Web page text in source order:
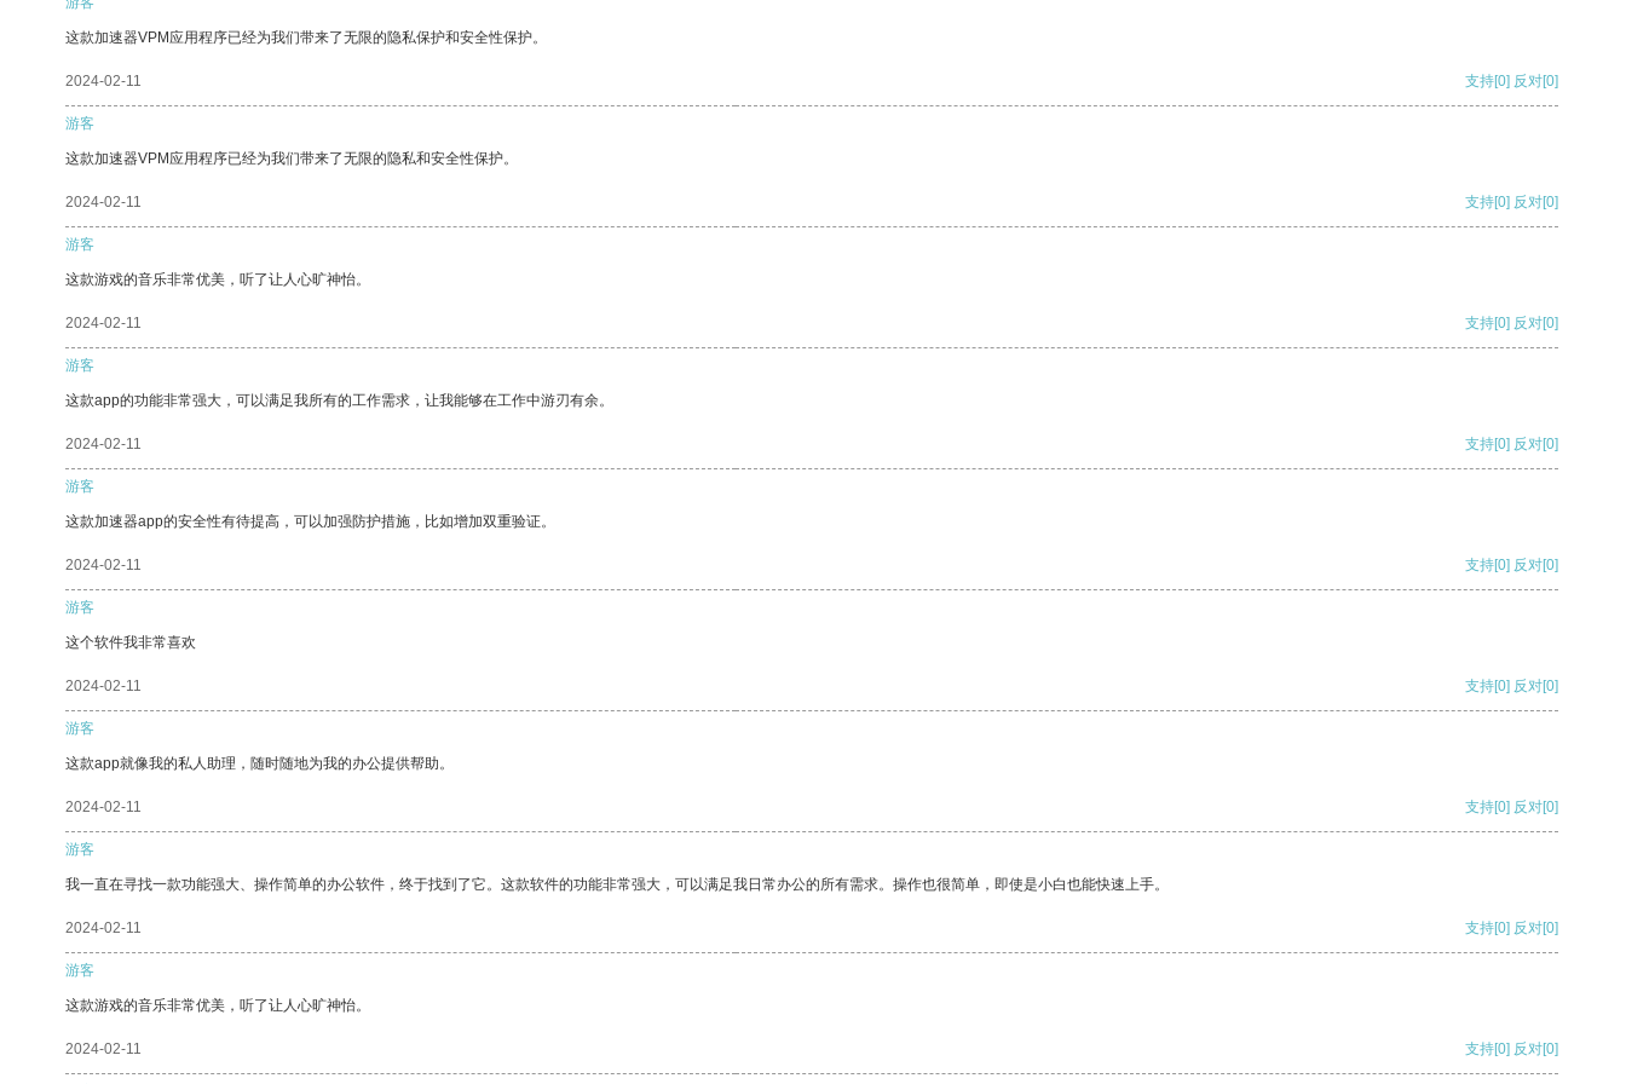
这款加速器VPM应用程序已经为我们带来了无限的隐私保护和安全性保护。
2024-02-11 支持[0] 反对[0]
游客
这款加速器VPM应用程序已经为我们带来了无限的隐私和安全性保护。
2024-02-11 支持[0] 反对[0]
游客
这款游戏的音乐非常优美，听了让人心旷神怡。
2024-02-11 支持[0] 反对[0]
游客
这款app的功能非常强大，可以满足我所有的工作需求，让我能够在工作中游刃有余。
2024-02-11 支持[0] 反对[0]
游客
这款加速器app的安全性有待提高，可以加强防护措施，比如增加双重验证。
2024-02-11 支持[0] 反对[0]
游客
这个软件我非常喜欢
2024-02-11 支持[0] 反对[0]
游客
这款app就像我的私人助理，随时随地为我的办公提供帮助。
2024-02-11 支持[0] 反对[0]
游客
我一直在寻找一款功能强大、操作简单的办公软件，终于找到了它。这款软件的功能非常强大，可以满足我日常办公的所有需求。操作也很简单，即使是小白也能快速上手。
2024-02-11 支持[0] 反对[0]
游客
这款游戏的音乐非常优美，听了让人心旷神怡。
2024-02-11 支持[0] 反对[0]